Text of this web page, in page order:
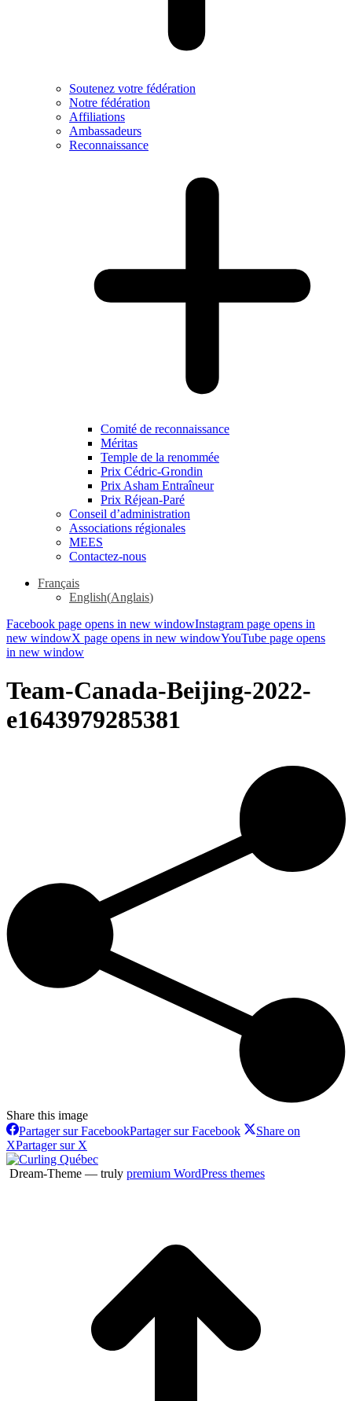
Soutenez votre fédération
Notre fédération
Affiliations
Ambassadeurs
Reconnaissance
Comité de reconnaissance
Méritas
Temple de la renommée
Prix Cédric-Grondin
Prix Asham Entraîneur
Prix Réjean-Paré
Conseil d’administration
Associations régionales
MEES
Contactez-nous
Français
English(Anglais)
Facebook page opens in new windowInstagram page opens in
new windowX page opens in new windowYouTube page opens
in new window
Team-Canada-Beijing-2022-
e1643979285381
Share this image
Partager sur FacebookPartager sur Facebook
Share on
XPartager sur X
Dream-Theme — truly premium WordPress themes